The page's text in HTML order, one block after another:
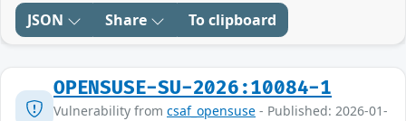
JSON Share To clipboard
OPENSUSE-SU-2026:10084-1
Vulnerability from csaf_opensuse - Published: 2026-01-